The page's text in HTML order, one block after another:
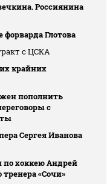
Россиянина
Глотова
с ЦСКА
крайних
пополнить
с
Сергея Иванова
по хоккею Андрей
«Сочи»